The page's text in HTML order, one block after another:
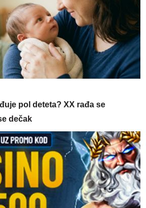
pol deteta? XX rađa se
dečak